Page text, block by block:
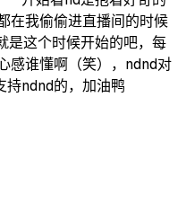
在我偷偷进直播间的时候
是这个时候开始的吧，每
感谁懂啊（笑），ndnd对
持ndnd的，加油鸭